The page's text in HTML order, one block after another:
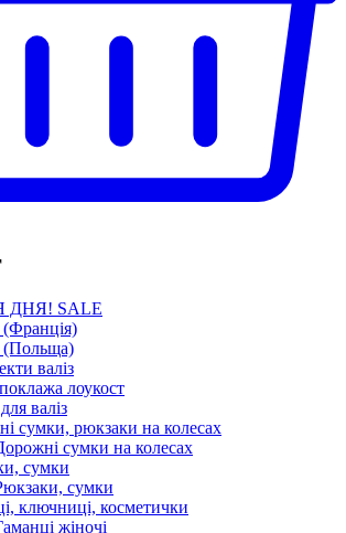
ДНЯ! SALE
(Франція)
(Польща)
валіз
лоукост
валіз
сумки, рюкзаки на колесах
сумки на колесах
сумки
сумки
ключниці, косметички
жіночі